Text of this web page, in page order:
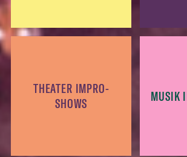
THEATER IMPRO-
SHOWS
MUSIK